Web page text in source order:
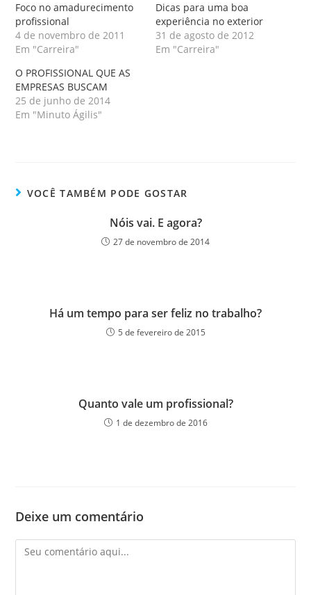
Foco no amadurecimento
profissional
4 de novembro de 2011
Em "Carreira"
Dicas para uma boa
experiência no exterior
31 de agosto de 2012
Em "Carreira"
O PROFISSIONAL QUE AS
EMPRESAS BUSCAM
25 de junho de 2014
Em "Minuto Ágilis"
VOCÊ TAMBÉM PODE GOSTAR
Nóis vai. E agora?
27 de novembro de 2014
Há um tempo para ser feliz no trabalho?
5 de fevereiro de 2015
Quanto vale um profissional?
1 de dezembro de 2016
Deixe um comentário